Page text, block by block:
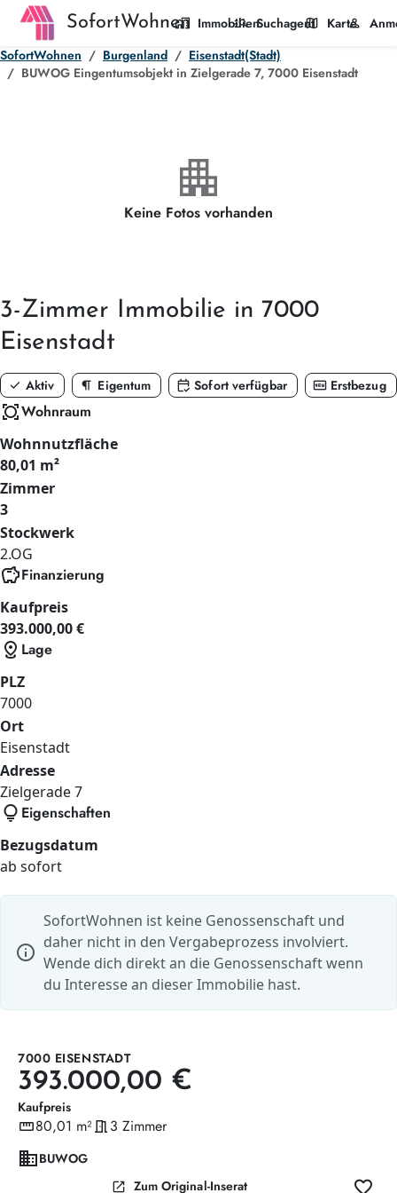
SofortWohnen
home_work Immobilien
manage_search Suchagent
map Karte
person
SofortWohnen
Burgenland
Eisenstadt(Stadt)
BUWOG Eingentumsobjekt in Zielgerade 7, 7000 Eisenstadt
apartment
Keine Fotos vorhanden
3-Zimmer Immobilie in 7000
Eisenstadt
check Aktiv format_paragraph Eigentum calendar_check Sofort verfügbar fiber_new Erstbezug
all_outWohnraum
Wohnnutzfläche
80,01 m²
Zimmer
3
Stockwerk
2.OG
savingsFinanzierung
Kaufpreis
393.000,00 €
distance Lage
PLZ
7000
Ort
Eisenstadt
Adresse
Zielgerade7
lightbulb Eigenschaften
Bezugsdatum
ab sofort
info
SofortWohnen ist keine Genossenschaft und
daher nicht in den Vergabeprozess involviert.
Wende dich direkt an die Genossenschaft wenn
du Interesse an dieser Immobilie hast.
7000 EISENSTADT
393.000,00 €
Kaufpreis
straighten
Wohnfläche
80,01 m²meeting_room
Zimmer
3 Zimmer
domainBUWOG
open_in_new Zum Original-Inserat favorite